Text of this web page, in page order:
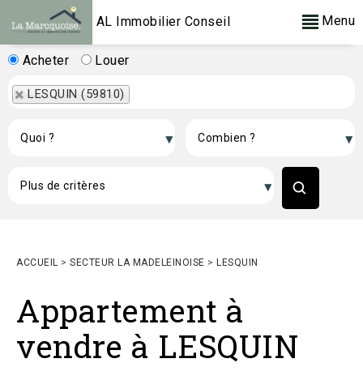
AL Immobilier Conseil Menu
Acheter Louer
LESQUIN (59810)
ACCUEIL > SECTEUR LA MADELEINOISE > LESQUIN
Appartement à
vendre à LESQUIN